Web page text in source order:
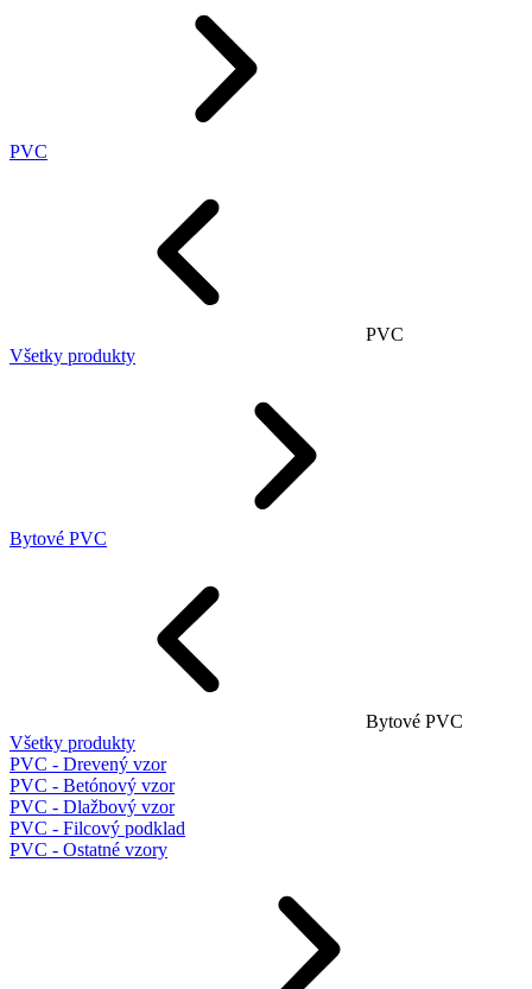
PVC
PVC
Všetky produkty
Bytové PVC
Bytové PVC
Všetky produkty
PVC - Drevený vzor
PVC - Betónový vzor
PVC - Dlažbový vzor
PVC - Filcový podklad
PVC - Ostatné vzory